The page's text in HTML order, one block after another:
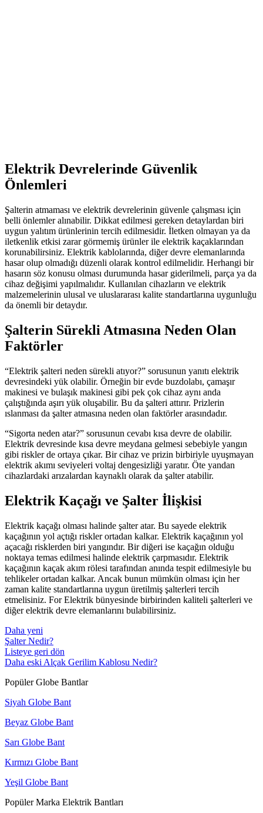
Elektrik Devrelerinde Güvenlik
Önlemleri
Şalterin atmaması ve elektrik devrelerinin güvenle çalışması için
belli önlemler alınabilir. Dikkat edilmesi gereken detaylardan biri
uygun yalıtım ürünlerinin tercih edilmesidir. İletken olmayan ya da
iletkenlik etkisi zarar görmemiş ürünler ile elektrik kaçaklarından
korunabilirsiniz. Elektrik kablolarında, diğer devre elemanlarında
hasar olup olmadığı düzenli olarak kontrol edilmelidir. Herhangi bir
hasarın söz konusu olması durumunda hasar giderilmeli, parça ya da
cihaz değişimi yapılmalıdır. Kullanılan cihazların ve elektrik
malzemelerinin ulusal ve uluslararası kalite standartlarına uygunluğu
da önemli bir detaydır.
Şalterin Sürekli Atmasına Neden Olan
Faktörler
“Elektrik şalteri neden sürekli atıyor?” sorusunun yanıtı elektrik
devresindeki yük olabilir. Örneğin bir evde buzdolabı, çamaşır
makinesi ve bulaşık makinesi gibi pek çok cihaz aynı anda
çalıştığında aşırı yük oluşabilir. Bu da şalteri attırır. Prizlerin
ıslanması da şalter atmasına neden olan faktörler arasındadır.
“Sigorta neden atar?” sorusunun cevabı kısa devre de olabilir.
Elektrik devresinde kısa devre meydana gelmesi sebebiyle yangın
gibi riskler de ortaya çıkar. Bir cihaz ve prizin birbiriyle uyuşmayan
elektrik akımı seviyeleri voltaj dengesizliği yaratır. Öte yandan
cihazlardaki arızalardan kaynaklı olarak da şalter atabilir.
Elektrik Kaçağı ve Şalter İlişkisi
Elektrik kaçağı olması halinde şalter atar. Bu sayede elektrik
kaçağının yol açtığı riskler ortadan kalkar. Elektrik kaçağının yol
açacağı risklerden biri yangındır. Bir diğeri ise kaçağın olduğu
noktaya temas edilmesi halinde elektrik çarpmasıdır. Elektrik
kaçağının kaçak akım rölesi tarafından anında tespit edilmesiyle bu
tehlikeler ortadan kalkar. Ancak bunun mümkün olması için her
zaman kalite standartlarına uygun üretilmiş şalterleri tercih
etmelisiniz. For Elektrik bünyesinde birbirinden kaliteli şalterleri ve
diğer elektrik devre elemanlarını bulabilirsiniz.
Daha yeni
Şalter Nedir?
Listeye geri dön
Daha eski Alçak Gerilim Kablosu Nedir?
Popüler Globe Bantlar
Siyah Globe Bant
Beyaz Globe Bant
Sarı Globe Bant
Kırmızı Globe Bant
Yeşil Globe Bant
Popüler Marka Elektrik Bantları